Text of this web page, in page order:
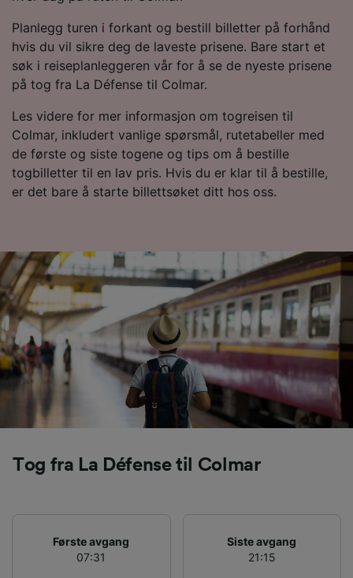
Planlegg turen i forkant og bestill billetter på forhånd
hvis du vil sikre deg de laveste prisene. Bare start et
søk i reiseplanleggeren vår for å se de nyeste prisene
på tog fra La Défense til Colmar.
Les videre for mer informasjon om togreisen til
Colmar, inkludert vanlige spørsmål, rutetabeller med
de første og siste togene og tips om å bestille
togbilletter til en lav pris. Hvis du er klar til å bestille,
er det bare å starte billettsøket ditt hos oss.
Tog fra La Défense til Colmar
Første avgang
07:31
Siste avgang
21:15
Personalised advertising and content,
advertising and content measurement,
audience research and services development.
List of Partners